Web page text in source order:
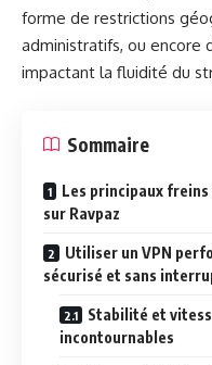
forme de restrictions
administratifs, ou encore
impactant la fluidité du
Sommaire
Les principaux
sur Ravpaz
Utiliser un VPN
sécurisé et sans
Stabilité et
incontournables